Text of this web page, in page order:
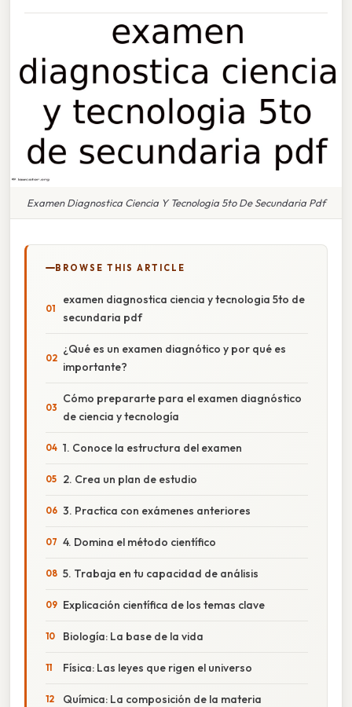
Examen Diagnostica Ciencia Y Tecnologia 5to De Secundaria Pdf
BROWSE THIS ARTICLE
examen diagnostica ciencia y tecnologia 5to de
secundaria pdf
¿Qué es un examen diagnótico y por qué es
importante?
Cómo prepararte para el examen diagnóstico
de ciencia y tecnología
1. Conoce la estructura del examen
2. Crea un plan de estudio
3. Practica con exámenes anteriores
4. Domina el método científico
5. Trabaja en tu capacidad de análisis
Explicación científica de los temas clave
Biología: La base de la vida
Física: Las leyes que rigen el universo
Química: La composición de la materia